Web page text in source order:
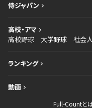
侍ジャパン
高校・アマ
高校野球
大学野球 社会
ランキング
動画
Full-Countと